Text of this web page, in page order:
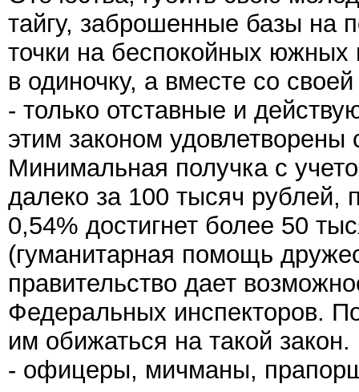
тайгу, заброшенные базы на
точки на беспокойных южных
в одиночку, а вместе со
- только отставные и
этим законом удовлетворены
Минимальная получка с
далеко за 100 тысяч
0,54% достигнет более 50
(гуманитарная помощь
правительство дает
Федеральных инспекторов.
им обижаться на такой закон.
- офицеры, мичманы,